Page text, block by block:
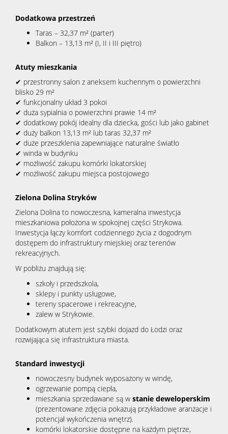
Dodatkowa przestrzeń
Taras – 32,37 m² (parter)
Balkon – 13,13 m² (I, II i III piętro)
Atuty mieszkania
✔ przestronny salon z aneksem kuchennym o powierzchni
blisko 29 m²
✔ funkcjonalny układ 3 pokoi
✔ duża sypialnia o powierzchni prawie 14 m²
✔ dodatkowy pokój idealny dla dziecka, gości lub jako gabinet
✔ duży balkon 13,13 m² lub taras 32,37 m²
✔ duże przeszklenia zapewniające naturalne światło
✔ winda w budynku
✔ możliwość zakupu komórki lokatorskiej
✔ możliwość zakupu miejsca postojowego
Zielona Dolina Stryków
Zielona Dolina to nowoczesna, kameralna inwestycja
mieszkaniowa położona w spokojnej części Strykowa.
Inwestycja łączy komfort codziennego życia z dogodnym
dostępem do infrastruktury miejskiej oraz terenów
rekreacyjnych.
W pobliżu znajdują się:
szkoły i przedszkola,
sklepy i punkty usługowe,
tereny spacerowe i rekreacyjne,
zalew w Strykowie.
Dodatkowym atutem jest szybki dojazd do Łodzi oraz
rozwijająca się infrastruktura miasta.
Standard inwestycji
nowoczesny budynek wyposażony w windę,
ogrzewanie pompą ciepła,
mieszkania sprzedawane są w stanie deweloperskim
(prezentowane zdjęcia pokazują przykładowe aranżacje i
potencjał wykończenia wnętrz).
komórki lokatorskie dostępne na każdym piętrze,